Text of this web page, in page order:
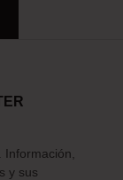
y sus